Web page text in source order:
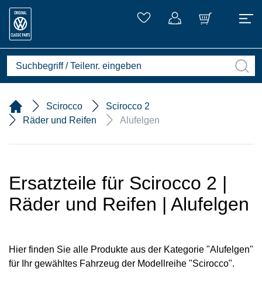
Scirocco
Scirocco 2
Räder und Reifen
Alufelgen
Ersatzteile für Scirocco 2 |
Räder und Reifen | Alufelgen
Hier finden Sie alle Produkte aus der Kategorie "Alufelgen"
für Ihr gewähltes Fahrzeug der Modellreihe "Scirocco".